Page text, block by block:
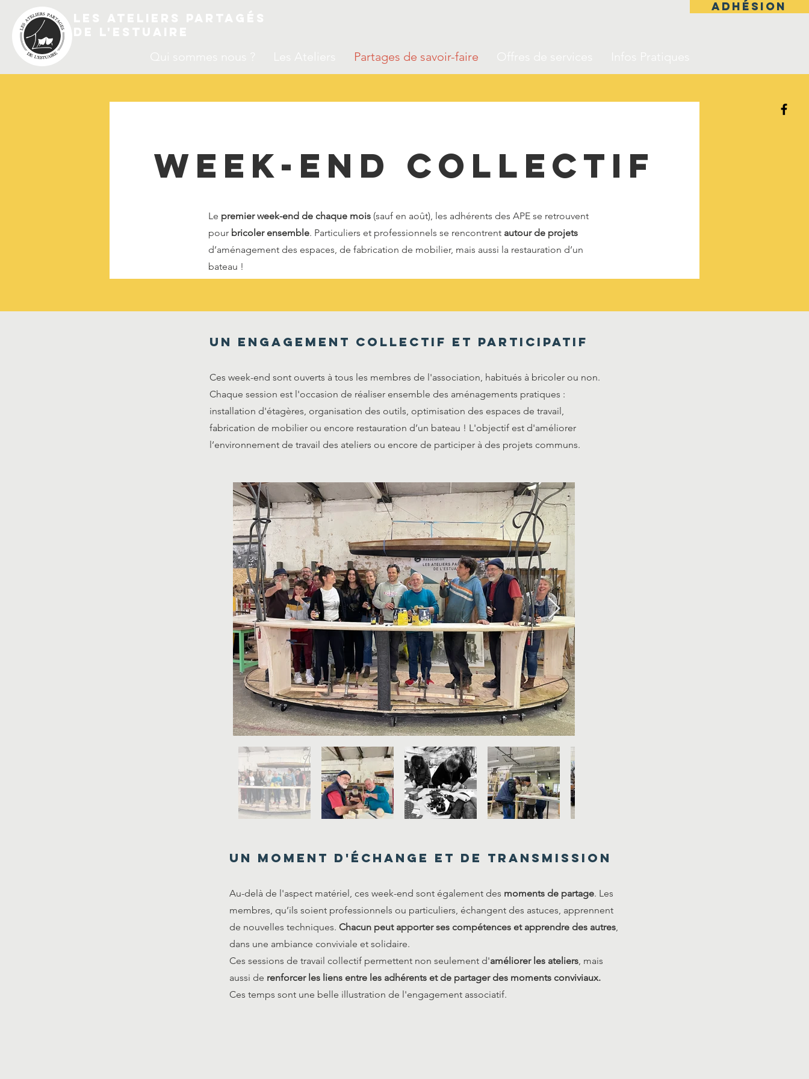
adhésion
Partages de savoir-faire
Week-end collectif
Le premier week-end de chaque mois (sauf en août), les adhérents des APE se retrouvent
pour bricoler ensemble. Particuliers et professionnels se rencontrent autour de projets
d’aménagement des espaces, de fabrication de mobilier, mais aussi la restauration d’un
bateau !
Un engagement collectif et participatif
Ces week-end sont ouverts à tous les membres de l'association, habitués à bricoler ou non.
Chaque session est l'occasion de réaliser ensemble des aménagements pratiques :
installation d'étagères, organisation des outils, optimisation des espaces de travail,
fabrication de mobilier ou encore restauration d’un bateau ! L'objectif est d'améliorer
l’environnement de travail des ateliers ou encore de participer à des projets communs.
Un moment d'échange et de transmission
Au-delà de l'aspect matériel, ces week-end sont également des moments de partage. Les
membres, qu’ils soient professionnels ou particuliers, échangent des astuces, apprennent
de nouvelles techniques. Chacun peut apporter ses compétences et apprendre des autres,
dans une ambiance conviviale et solidaire.
Ces sessions de travail collectif permettent non seulement d'améliorer les ateliers, mais
aussi de renforcer les liens entre les adhérents et de partager des moments conviviaux.
Ces temps sont une belle illustration de l'engagement associatif.